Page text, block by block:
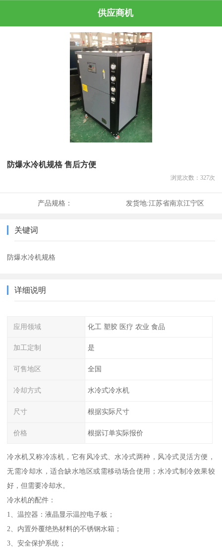
供应商机
防爆水冷机规格 售后方便
浏览次数： 327次
产品规格： 发货地:江苏省南京江宁区
关键词
防爆水冷机规格
详细说明
应用领域 化工 塑胶 医疗 农业 食品
加工定制 是
可售地区 全国
冷却方式 水冷式冷水机
尺寸 根据实际尺寸
价格 根据订单实际报价
冷水机又称冷冻机，它有风冷式、水冷式两种，风冷式灵活方便，
无需冷却水，适合缺水地区或需移动场合使用；水冷式制冷效果较
好，但需要冷却水。
冷水机的配件：
1、温控器：液晶显示温控电子板；
2、内置外覆绝热材料的不锈钢水箱；
3、安全保护系统；